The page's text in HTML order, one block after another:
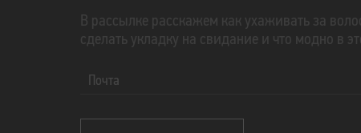
В рассылке расскажем как ухаживать за
сделать укладку на свидание и что модно в
Почта